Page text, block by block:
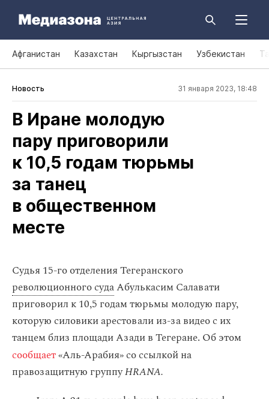
Афганистан Казахстан Кыргызстан Узбекистан
Новость 31 января 2023, 18:48
В Иране молодую
пару приговорили
к 10,5 годам тюрьмы
за танец
в общественном
месте
Судья 15-го отделения Тегеранского
революционного судаАбулькасим Салавати
приговорил к 10,5 годам тюрьмы молодую пару,
которую силовики арестовали из-за видео с их
танцем близ площади Азади в Тегеране. Об этом
сообщает«Аль-Арабия‎»со ссылкой на
правозащитную группуHRANA.